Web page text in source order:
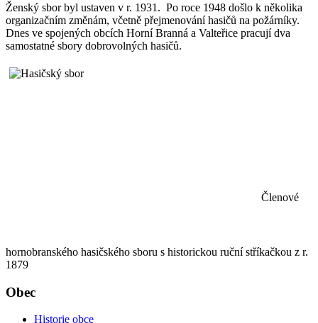
Ženský sbor byl ustaven v r. 1931. Po roce 1948 došlo k několika
organizačním změnám, včetně přejmenování hasičů na požárníky.
Dnes ve spojených obcích Horní Branná a Valteřice pracují dva
samostatné sbory dobrovolných hasičů.
Členové
hornobranského hasičského sboru s historickou ruční stříkačkou z r.
1879
Obec
Historie obce